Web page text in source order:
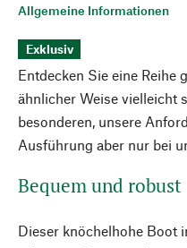
Allgemeine Informationen
Exklusiv
Entdecken Sie eine Reihe
ähnlicher Weise vielleicht
besonderen, unsere
Ausführung aber nur bei
Bequem und robust
Dieser knöchelhohe Boot